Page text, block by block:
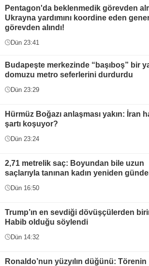
Pentagon'da beklenmedik görevden
Ukrayna yardımını koordine eden
görevden alındı!
Dün 23:41
Budapeşte merkezinde “başıboş” bir
domuzu metro seferlerini durdurdu
Dün 23:29
Hürmüz Boğazı anlaşması yakın: İran
şartı koşuyor?
Dün 23:24
2,71 metrelik saç: Boyundan bile uzun
saçlarıyla tanınan kadın yeniden
Dün 16:50
Trump’ın en sevdiği dövüşçülerden
Habib olduğu söylendi
Dün 14:32
Ronaldo’nun yüzyılın düğünü: Törenin